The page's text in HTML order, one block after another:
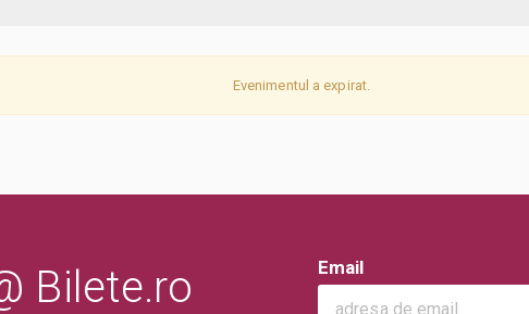
Evenimentul a expirat.
Bilete.ro Email